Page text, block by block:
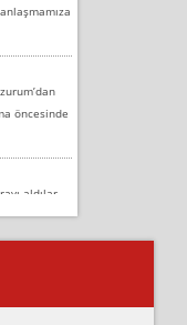
öncesinde
aldılar.
bantı